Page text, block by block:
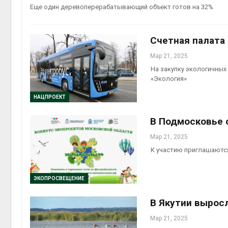
Еще один деревоперерабатывающий объект готов на 32%
НАЦПРОЕКТ
Счетная
Мар 21, 2025
На закупку
«Экология»
ЭКОПРОСВЕЩЕНИЕ
В Подмосковье
Мар 21, 2025
К участию
В Якутии
Мар 21, 2025